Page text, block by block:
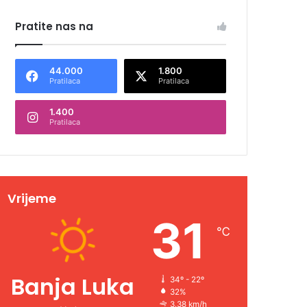
Pratite nas na
44.000
Pratilaca
1.800
Pratilaca
1.400
Pratilaca
Vrijeme
Banja Luka
31 ℃
34º - 22º
32%
3.38 km/h